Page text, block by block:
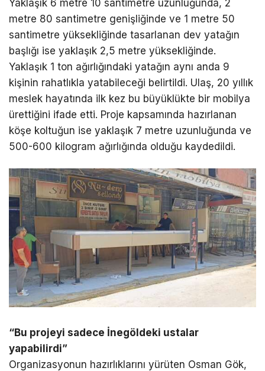
Yaklaşık 6 metre 10 santimetre uzunluğunda, 2
metre 80 santimetre genişliğinde ve 1 metre 50
santimetre yüksekliğinde tasarlanan dev yatağın
başlığı ise yaklaşık 2,5 metre yüksekliğinde.
Yaklaşık 1 ton ağırlığındaki yatağın aynı anda 9
kişinin rahatlıkla yatabileceği belirtildi. Ulaş, 20 yıllık
meslek hayatında ilk kez bu büyüklükte bir mobilya
ürettiğini ifade etti. Proje kapsamında hazırlanan
köşe koltuğun ise yaklaşık 7 metre uzunluğunda ve
500-600 kilogram ağırlığında olduğu kaydedildi.
“Bu projeyi sadece İnegöldeki ustalar
yapabilirdi”
Organizasyonun hazırlıklarını yürüten Osman Gök,